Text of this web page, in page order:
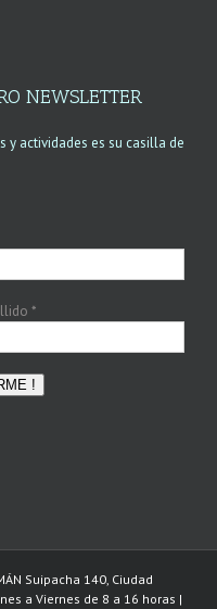
NEWSLETTER
y actividades es su casilla de
*
!
Suipacha 140, Ciudad
a Viernes de 8 a 16 horas |